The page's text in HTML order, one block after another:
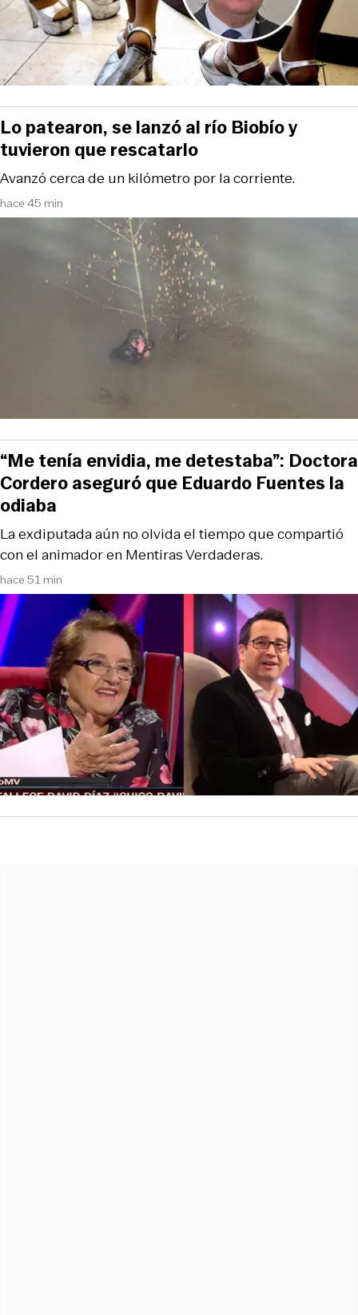
hace 45 min
Avanzó cerca de un kilómetro por la corriente.
Lo patearon, se lanzó al río Biobío y
tuvieron que rescatarlo
hace 51 min
La exdiputada aún no olvida el tiempo que compartió
con el animador en Mentiras Verdaderas.
“Me tenía envidia, me detestaba”: Doctora
Cordero aseguró que Eduardo Fuentes la
odiaba